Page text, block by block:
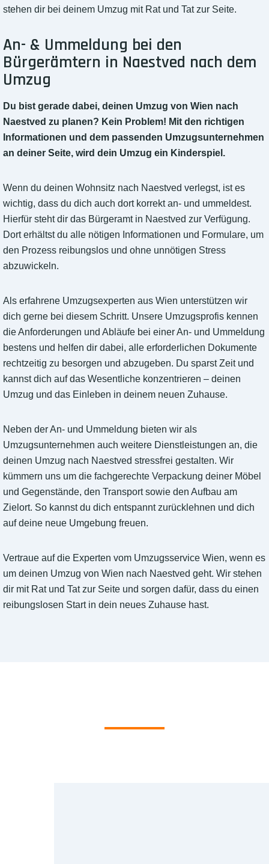
stehen dir bei deinem Umzug mit Rat und Tat zur Seite.
An- & Ummeldung bei den
Bürgerämtern in Naestved nach dem
Umzug
Du bist gerade dabei, deinen Umzug von Wien nach
Naestved zu planen? Kein Problem! Mit den richtigen
Informationen und dem passenden Umzugsunternehmen
an deiner Seite, wird dein Umzug ein Kinderspiel.
Wenn du deinen Wohnsitz nach Naestved verlegst, ist es
wichtig, dass du dich auch dort korrekt an- und ummeldest.
Hierfür steht dir das Bürgeramt in Naestved zur Verfügung.
Dort erhältst du alle nötigen Informationen und Formulare, um
den Prozess reibungslos und ohne unnötigen Stress
abzuwickeln.
Als erfahrene Umzugsexperten aus Wien unterstützen wir
dich gerne bei diesem Schritt. Unsere Umzugsprofis kennen
die Anforderungen und Abläufe bei einer An- und Ummeldung
bestens und helfen dir dabei, alle erforderlichen Dokumente
rechtzeitig zu besorgen und abzugeben. Du sparst Zeit und
kannst dich auf das Wesentliche konzentrieren – deinen
Umzug und das Einleben in deinem neuen Zuhause.
Neben der An- und Ummeldung bieten wir als
Umzugsunternehmen auch weitere Dienstleistungen an, die
deinen Umzug nach Naestved stressfrei gestalten. Wir
kümmern uns um die fachgerechte Verpackung deiner Möbel
und Gegenstände, den Transport sowie den Aufbau am
Zielort. So kannst du dich entspannt zurücklehnen und dich
auf deine neue Umgebung freuen.
Vertraue auf die Experten vom Umzugsservice Wien, wenn es
um deinen Umzug von Wien nach Naestved geht. Wir stehen
dir mit Rat und Tat zur Seite und sorgen dafür, dass du einen
reibungslosen Start in dein neues Zuhause hast.